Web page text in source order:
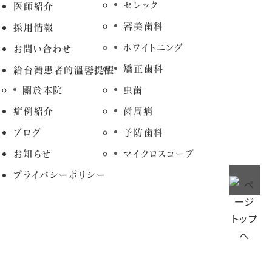
医師紹介
採用情報
お問い合わせ
給台灣患者的溫馨提醒
關於本院
症例紹介
ブログ
お知らせ
プライバシーポリシー
セレック
審美歯科
ホワイトニング
矯正歯科
虫歯
歯周病
予防歯科
マイクロスコープ